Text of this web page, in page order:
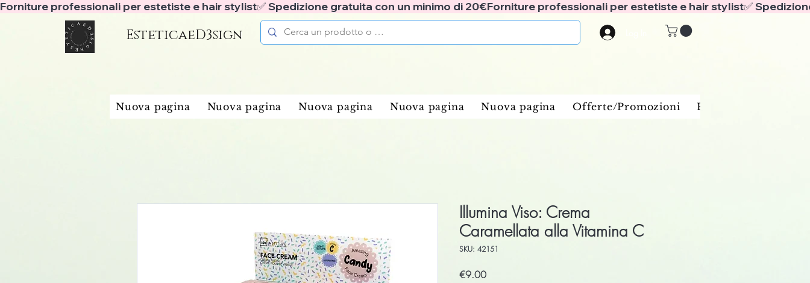
Forniture professionali per estetiste e hair stylist✅ Spedizione gratuita con un minimo di 20€
EsteticaeD3sign
Nuova pagina Nuova pagina Nuova pagina Nuova pagina Nuova pagina Offerte/Promozioni Benessere e spa
Illumina Viso: Crema
Caramellata alla Vitamina C
SKU: 42151
€9.00Price